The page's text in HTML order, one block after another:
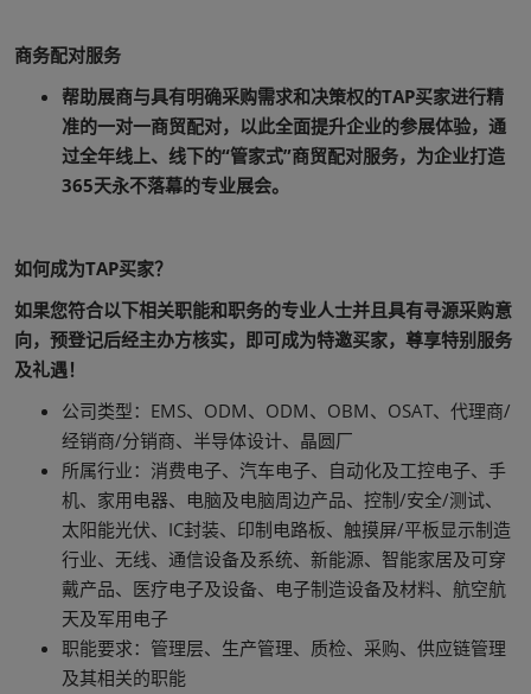
商务配对服务
帮助展商与具有明确采购需求和决策权的TAP买家进行精
准的一对一商贸配对，以此全面提升企业的参展体验，通
过全年线上、线下的“管家式”商贸配对服务，为企业打造
365天永不落幕的专业展会。
如何成为TAP买家？
如果您符合以下相关职能和职务的专业人士并且具有寻源采购意
向，预登记后经主办方核实，即可成为特邀买家，尊享特别服务
及礼遇！
公司类型：EMS、ODM、ODM、OBM、OSAT、代理商/
经销商/分销商、半导体设计、晶圆厂
所属行业：消费电子、汽车电子、自动化及工控电子、手
机、家用电器、电脑及电脑周边产品、控制/安全/测试、
太阳能光伏、IC封装、印制电路板、触摸屏/平板显示制造
行业、无线、通信设备及系统、新能源、智能家居及可穿
戴产品、医疗电子及设备、电子制造设备及材料、航空航
天及军用电子
职能要求：管理层、生产管理、质检、采购、供应链管理
及其相关的职能